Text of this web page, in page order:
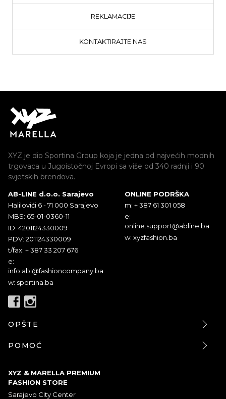
REKLAMACIJE
KONTAKTIRAJTE NAS
XYZ je dio Sportina Group koja je jedna od najvećih modnih
trgovaca u Jugoistočnoj Evropi sa više od 340 radnji i 90
svjetskih brendova.
AB-LINE d.o.o. Sarajevo
Halilovići 6 - 71 000 Sarajevo
MBS: 65-01-0360-11
ID: 4201124330009
PDV: 201124330009
t/fax: + 387 33 207 676
e:
info.abl@fashioncompany.ba
w: sportina.ba
ONLINE PODRŠKA
m: + 387 61 301 058
e:
online.support@abline.ba
w: xyzfashion.ba
OPŠTE
POMOĆ
XYZ & MARELLA PREMIUM
FASHION STORE
Sarajevo City Center